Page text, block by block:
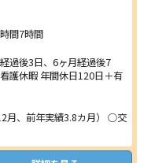
間7時間
過後3日、6ヶ月経過後7
護休暇 年間休日120日＋有
月、前年実績3.8カ月） ○交